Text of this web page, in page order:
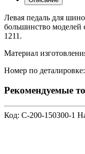
Левая педаль для
большинство моделей
1211.
Материал
Номер по
Рекомендуемые
Код: C-200-150300-1